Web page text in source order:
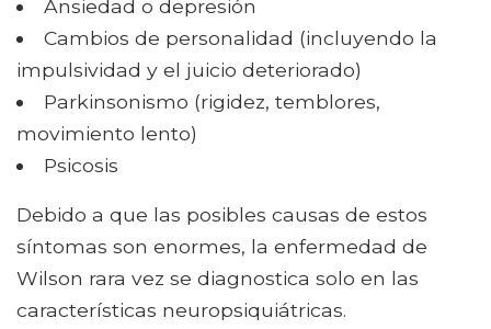
Ansiedad o depresión
Cambios de personalidad (incluyendo la
impulsividad y el juicio deteriorado)
Parkinsonismo (rigidez, temblores,
movimiento lento)
Psicosis
Debido a que las posibles causas de estos
síntomas son enormes, la enfermedad de
Wilson rara vez se diagnostica solo en las
características neuropsiquiátricas.